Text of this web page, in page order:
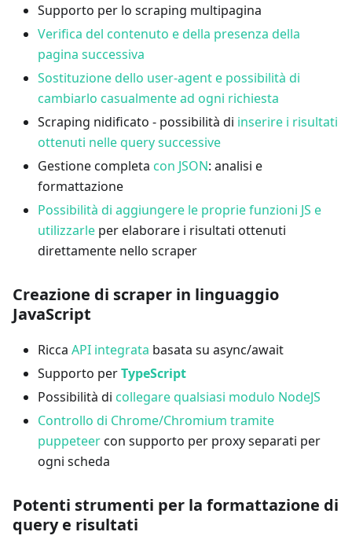
Supporto per lo scraping multipagina
Verifica del contenuto e della presenza della
pagina successiva
Sostituzione dello user-agent e possibilità di
cambiarlo casualmente ad ogni richiesta
Scraping nidificato - possibilità di inserire i risultati
ottenuti nelle query successive
Gestione completa con JSON: analisi e
formattazione
Possibilità di aggiungere le proprie funzioni JS e
utilizzarle per elaborare i risultati ottenuti
direttamente nello scraper
Creazione di scraper in linguaggio
JavaScript
Ricca API integrata basata su async/await
Supporto perTypeScript
Possibilità di collegare qualsiasi modulo NodeJS
Controllo di Chrome/Chromium tramite
puppeteercon supporto per proxy separati per
ogni scheda
Potenti strumenti per la formattazione di
query e risultati